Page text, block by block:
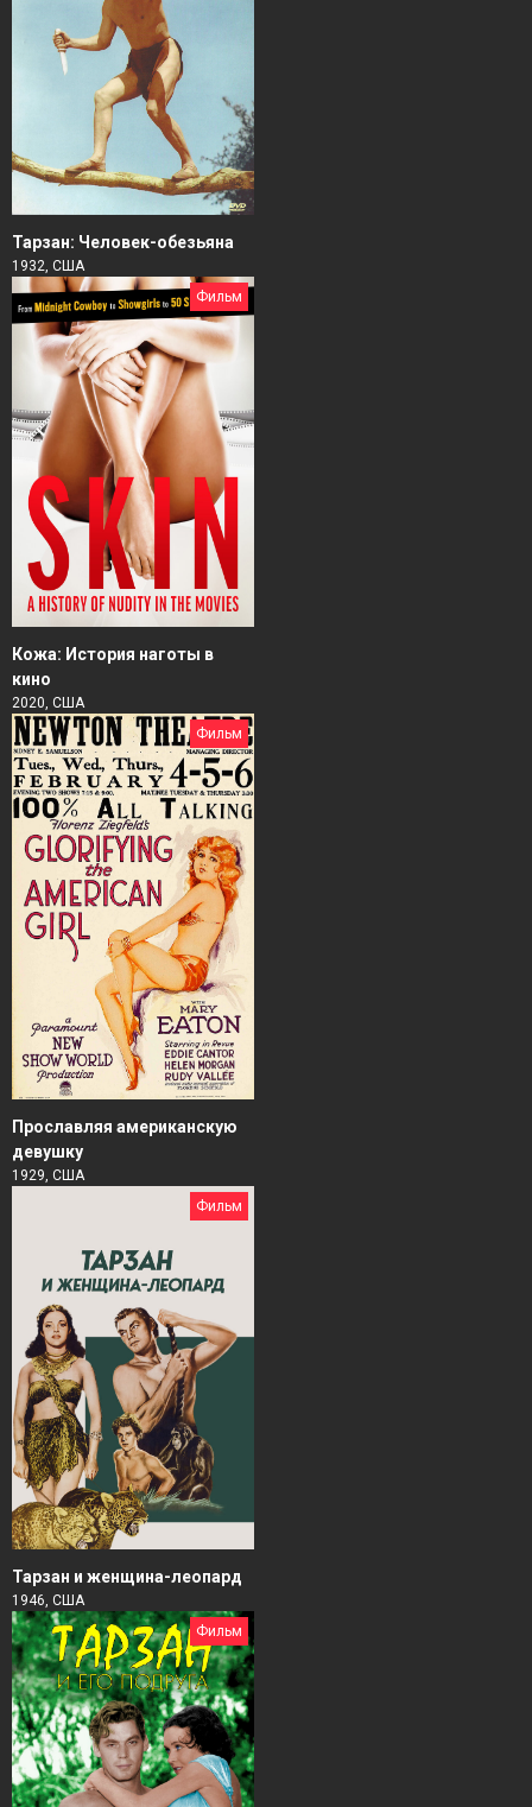
Тарзан: Человек-обезьяна
1932, США
Фильм
Кожа: История наготы в
кино
2020, США
Фильм
Прославляя американскую
девушку
1929, США
Фильм
Тарзан и женщина-леопард
1946, США
Фильм